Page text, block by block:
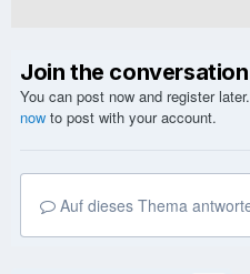
Join the conversation
You can post now and register
now to post with your account.
Auf dieses Thema